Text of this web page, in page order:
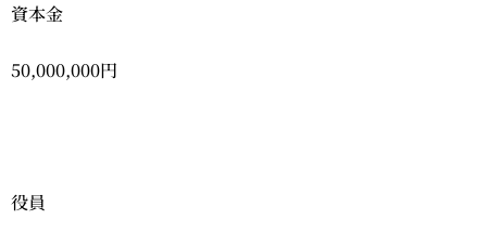
資本金
50,000,000円
役員